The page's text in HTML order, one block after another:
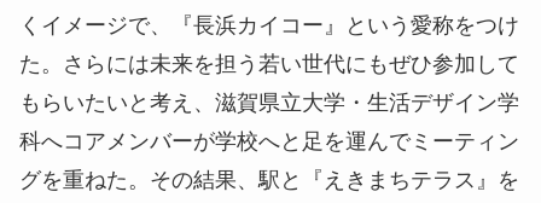
くイメージで、『長浜カイコー』という愛称をつけ
た。さらには未来を担う若い世代にもぜひ参加して
もらいたいと考え、滋賀県立大学・生活デザイン学
科へコアメンバーが学校へと足を運んでミーティン
グを重ねた。その結果、駅と『えきまちテラス』を